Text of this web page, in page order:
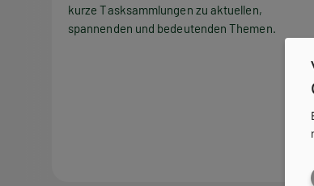
kurze Tasksammlungen zu aktuellen,
spannenden und bedeutenden Themen.